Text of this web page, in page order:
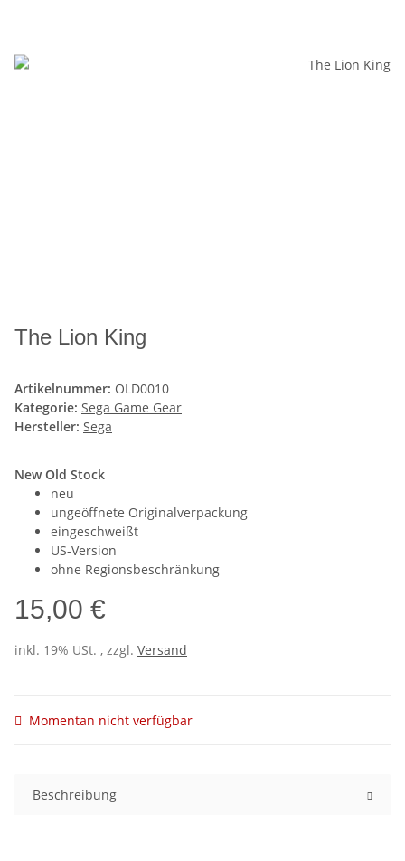
The Lion King
Artikelnummer: OLD0010
Kategorie: Sega Game Gear
Hersteller: Sega
New Old Stock
neu
ungeöffnete Originalverpackung
eingeschweißt
US-Version
ohne Regionsbeschränkung
15,00 €
inkl. 19% USt. , zzgl. Versand
Momentan nicht verfügbar
Beschreibung